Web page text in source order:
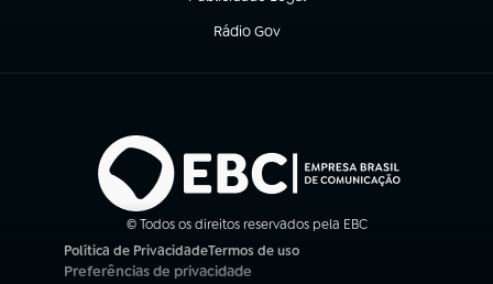
Rádio Gov
(abre em nova aba)
© Todos os direitos reservados pela EBC
Política de Privacidade
(abre em nova aba)
Termos de uso
(abre em nova aba)
Preferências de privacidade